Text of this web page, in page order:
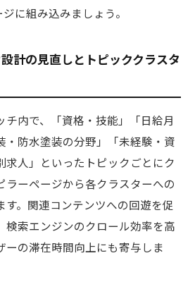
に組み込みましょう。
計の見直しとトピッククラスタ
チ内で、「資格・技能」「日給月
・防水塗装の分野」「未経験・資
求人」といったトピックごとにク
ラーページから各クラスターへの
す。関連コンテンツへの回遊を促
検索エンジンのクロール効率を高
ーの滞在時間向上にも寄与しま